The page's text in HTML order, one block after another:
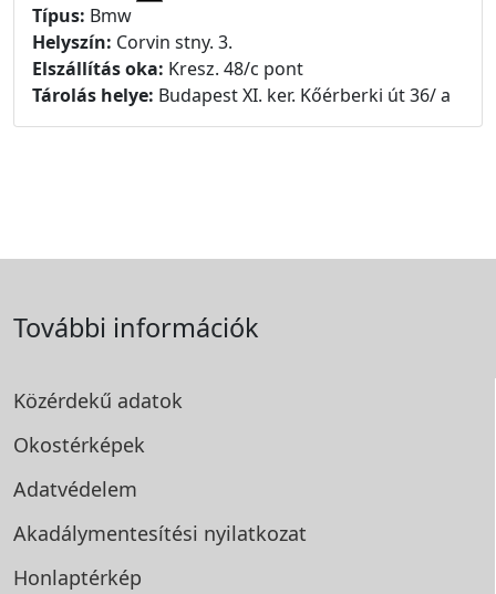
Típus: Bmw
Helyszín: Corvin stny. 3.
Elszállítás oka: Kresz. 48/c pont
Tárolás helye: Budapest XI. ker. Kőérberki út 36/ a
További információk
Közérdekű adatok
Okostérképek
Adatvédelem
Akadálymentesítési nyilatkozat
Honlaptérkép